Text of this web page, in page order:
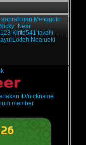
aanrahman Menggolo
Nicky_Near
Kirito541 tavaili
Nearueki
ID/nickname
member